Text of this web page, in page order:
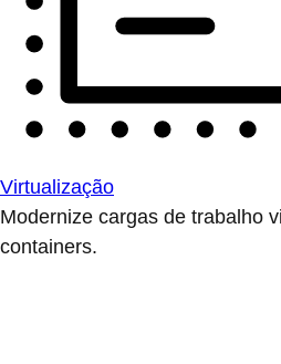
Virtualização
Modernize cargas de trabalho
containers.